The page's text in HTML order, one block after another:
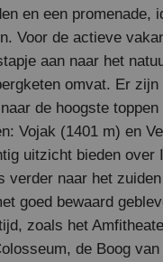
en een promenade,
Voor de actieve
aan naar het
omvat. Er zijn
de hoogste
Vojak (1401 m) en
uitzicht bieden over
verder naar het
goed bewaard
zoals het
de Boog